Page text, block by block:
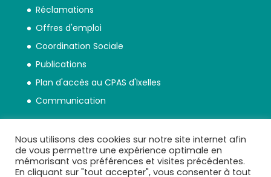
Réclamations
Offres d'emploi
Coordination Sociale
Publications
Plan d'accès au CPAS d'Ixelles
Communication
Nous utilisons des cookies sur notre site internet afin
de vous permettre une expérience optimale en
mémorisant vos préférences et visites précédentes.
En cliquant sur "tout accepter", vous consenter à tout